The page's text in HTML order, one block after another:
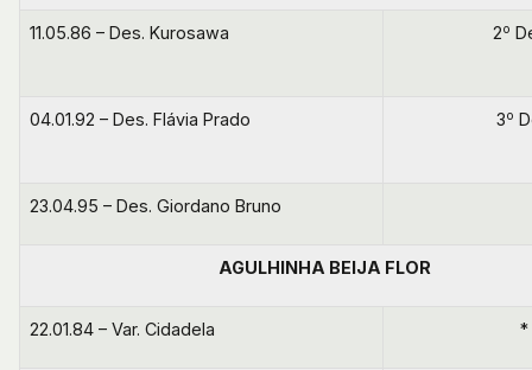
11.05.86 – Des. Kurosawa 2o
04.01.92 – Des. Flávia Prado 3o
23.04.95 – Des. Giordano Bruno
AGULHINHA BEIJA FLOR
22.01.84 – Var. Cidadela *